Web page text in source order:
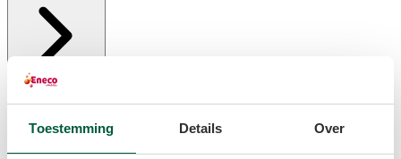
Toestemming Details Over
Laad applicaties